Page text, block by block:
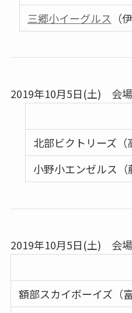
三郷小イーグルス （
2019年10月5日(土) 会場
北部ビクトリーズ（
小野小エンゼルス（
2019年10月5日(土) 会場
額部スカイボーイズ（